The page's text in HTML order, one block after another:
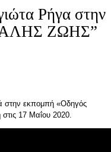
Ρήγα στην
ΖΩΗΣ”
στην εκπομπή «Οδηγός
17 Μαΐου 2020.